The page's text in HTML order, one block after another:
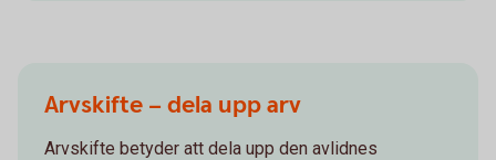
Arvskifte – dela upp arv
Arvskifte betyder att dela upp den avlidnes